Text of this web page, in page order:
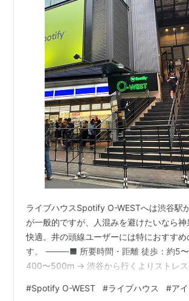
ライブハウスSpotify O-WESTへは渋谷駅
が一般的ですが、人混みを避けたいなら
快適。井の頭線ユーザーには特におすす
す。 ⸻■ 所要時間・距離 徒歩：約5〜
400〜500m → 渋谷から行くよりスト
駅。 ① 改札を出て左 → 北口へ ② 踏切
#Spotify O-WEST #ライブハウス #ア